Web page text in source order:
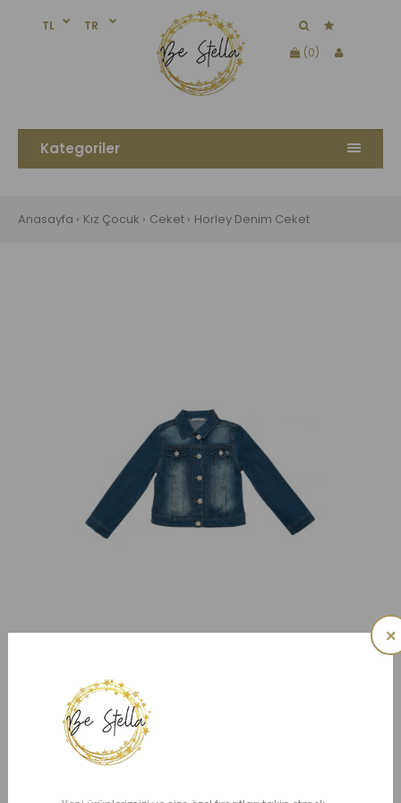
×
TL
TR
(0)
Kategoriler
Anasayfa Kız Çocuk Ceket Horley Denim Ceket
Horley Denim Ceket